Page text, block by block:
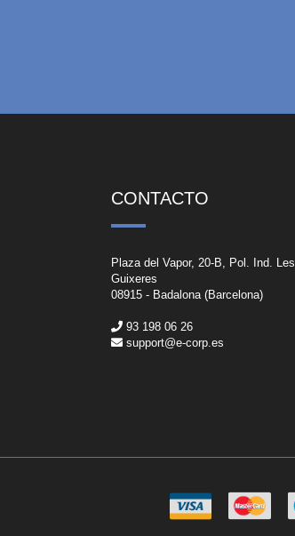
CONTACTO
Plaza del Vapor, 20-B, Pol. Ind. Les
Guixeres
08915 - Badalona (Barcelona)
93 198 06 26
support@e-corp.es